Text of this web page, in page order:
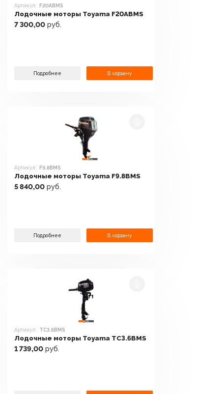
Артикул: F20ABMS
Лодочные моторы Toyama F20ABMS
7 300,00 руб.
Подробнее В корзину
Артикул: F9.8BMS
Лодочные моторы Toyama F9.8BMS
5 840,00 руб.
Подробнее В корзину
Артикул: TC3.6BMS
Лодочные моторы Toyama TC3.6BMS
1 739,00 руб.